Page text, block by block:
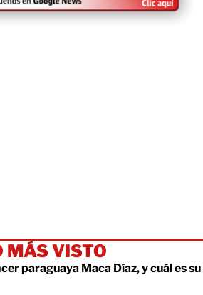
MÁS VISTO
paraguaya Maca Díaz, y cuál es su